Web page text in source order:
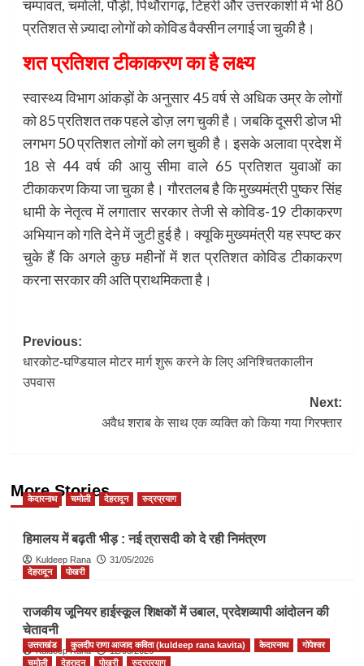
चम्पावत, चमोली, पौड़ी, पिथौरागढ़, टिहरी और उत्तरकाशी में भी 80
प्रतिशत से ज़्यादा लोगों को कोविड वैक्सीन लगाई जा चुकी है।
शत प्रतिशत टीकाकरण का है लक्ष्य
स्वास्थ्य विभाग आंकड़ों के अनुसार 45 वर्ष से अधिक उम्र के लोगों
को 85 प्रतिशत तक पहले डोज़ लग चुकी है। जबकि दूसरी डोज भी
लगभग 50 प्रतिशत लोगों को लग चुकी है। इसके अलावा प्रदेश में
18 से 44 वर्ष की आयु सीमा वाले 65 प्रतिशत युवाओं का
टीकाकरण किया जा चुका है। गौरतलब है कि मुख्यमंत्री पुष्कर सिंह
धामी के नेतृत्व में लगातार सरकार तेजी से कोविड-19 टीकाकरण
अभियान को गति देने में जुटी हुई है। क्यूकि मुख्यमंत्री यह स्पष्ट कर
चुके हैं कि अगले कुछ महीनों में शत प्रतिशत कोविड टीकाकरण
करना सरकार की अति प्राथमिकता है।
Post
navigation
Previous:
धारकोट-घण्डियाल मोटर मार्ग शुरू करने के लिए अनिश्चितकालीन
उपवास
Next:
अवैध शराब के साथ एक व्यक्ति को किया गया गिरफ्तार
More Stories
केदारनाथ चमोली देहरादून रुद्रप्रयाग
हिमालय में बढ़ती भीड़ : नई त्रासदी को दे रही निमंत्रण
Kuldeep Rana
31/05/2026
देहरादून
पोखरी
राजकीय जूनियर हाईस्कूल शिक्षकों में उबाल, प्रदेशव्यापी आंदोलन की
चेतावनी
Kuldeep Rana 12/05/2026
उत्तराखंड कुलदीप राणा आजाद कविता (kuldeep rana kavita) केदारनाथ
गोपेश्वर
चमोली
देहरादून पोखरी रुद्रप्रयाग